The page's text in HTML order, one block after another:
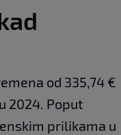
od 335,74 €
2024. Poput
prilikama u